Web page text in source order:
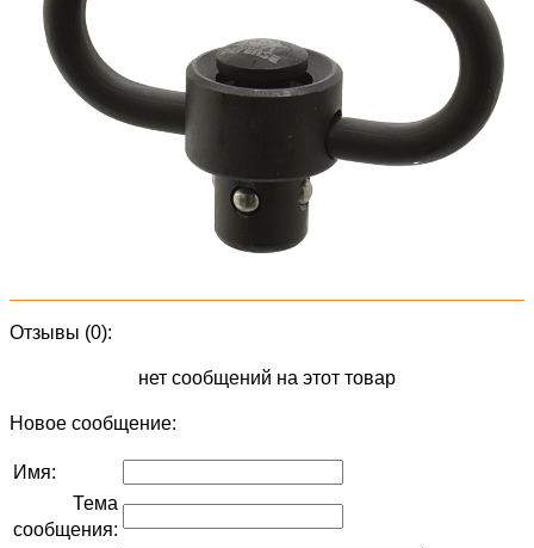
Отзывы (0):
нет сообщений на этот товар
Новое сообщение:
Имя:
Тема
сообщения: